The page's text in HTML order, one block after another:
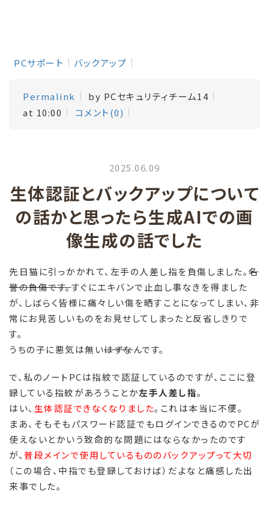
PCサポート バックアップ
Permalink
by PCセキュリティチーム14
at 10:00
コメント(0)
2025.06.09
生体認証とバックアップについて
の話かと思ったら生成AIでの画
像生成の話でした
先日猫に引っかかれて、左手の人差し指を負傷しました。名
誉の負傷です。すぐにエキバンで止血し事なきを得ました
が、しばらく皆様に痛々しい傷を晒すことになってしまい、非
常にお見苦しいものをお見せしてしまったと反省しきりで
す。
うちの子に悪気は無いはずなんです。
で、私のノートPCは指紋で認証しているのですが、ここに登
録している指紋があろうことか左手人差し指。
はい、 生体認証できなくなりました。これは本当に不便。
まあ、そもそもパスワード認証でもログインできるのでPCが
使えないとかいう致命的な問題にはならなかったのです
が、普段メインで使用しているもののバックアップって大切
（この場合、中指でも登録しておけば）だよなと痛感した出
来事でした。